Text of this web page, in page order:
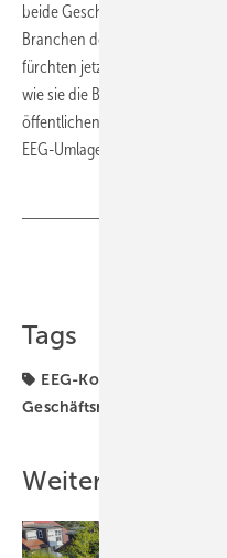
beide Geschäftsmodelle klar
Branchen der erneuerbaren
fürchten jetzt, dass durch eine
wie sie die Bundesregierung
öffentlichen Netze eingespeist
EEG-Umlage führen“, betont die
Tags
EEG-Konto
Geschäftsmodell
Weitere Inhalte